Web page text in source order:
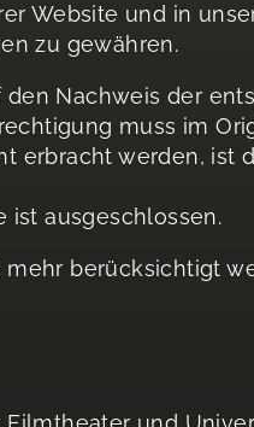
Website und in
zu gewähren.
Nachweis der
muss im
erbracht werden, ist
ist ausgeschlossen.
berücksichtigt